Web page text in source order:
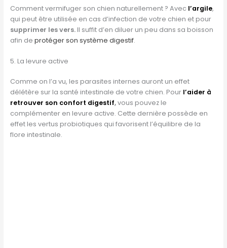
Comment vermifuger son chien naturellement ? Avec l’argile,
qui peut être utilisée en cas d’infection de votre chien et pour
supprimer les vers.Il suffit d’en diluer un peu dans sa boisson
afin de protéger son système digestif.
5. La levure active
Comme on l’a vu, les parasites internes auront un effet
délétère sur la santé intestinale de votre chien. Pour l’aider à
retrouver son confort digestif,vous pouvez le
complémenter en levure active. Cette dernière possède en
effet les vertus probiotiques qui favorisent l’équilibre de la
flore intestinale.